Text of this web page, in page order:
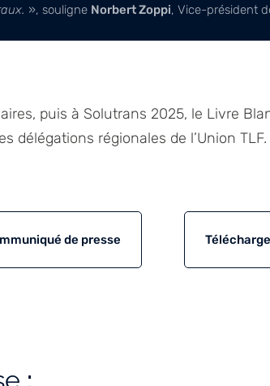
», souligne Norbert Zoppi, Vice-président
puis à Solutrans 2025, le Livre
délégations régionales de l’Union TLF.
de presse
: